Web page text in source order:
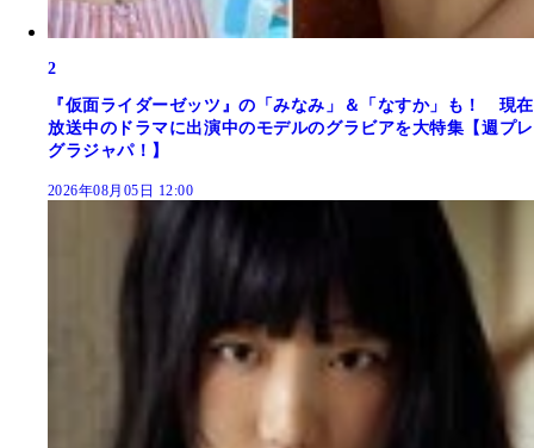
2
『仮面ライダーゼッツ』の「みなみ」＆「なすか」も！ 現在
放送中のドラマに出演中のモデルのグラビアを大特集【週プレ
グラジャパ！】
2026年08月05日 12:00